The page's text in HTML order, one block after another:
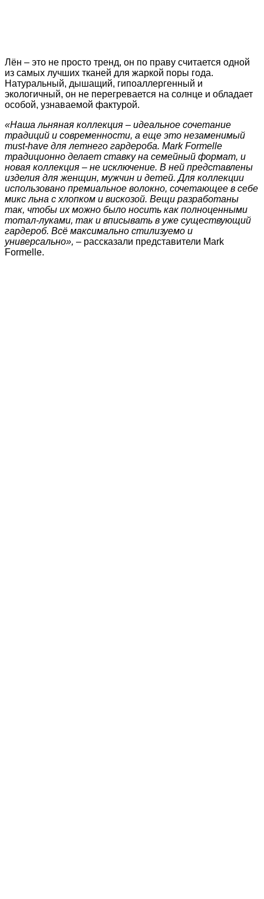
Лён – это не просто тренд, он по праву считается одной
из самых лучших тканей для жаркой поры года.
Натуральный, дышащий, гипоаллергенный и
экологичный, он не перегревается на солнце и обладает
особой, узнаваемой фактурой.
«Наша льняная коллекция – идеальное сочетание
традиций и современности, а еще это незаменимый
must-have для летнего гардероба. Mark Formelle
традиционно делает ставку на семейный формат, и
новая коллекция – не исключение. В ней представлены
изделия для женщин, мужчин и детей. Для коллекции
использовано премиальное волокно, сочетающее в себе
микс льна с хлопком и вискозой. Вещи разработаны
так, чтобы их можно было носить как полноценными
тотал-луками, так и вписывать в уже существующий
гардероб. Всё максимально стилизуемо и
универсально», – рассказали представители Mark
Formelle.